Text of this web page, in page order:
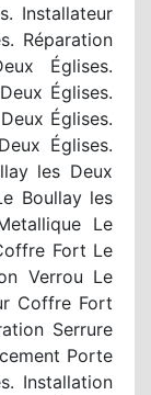
Installateur
Réparation
Églises.
Églises.
Églises.
Églises.
les Deux
Boullay les
Le
Fort Le
Verrou Le
Coffre Fort
Serrure
Porte
Installation